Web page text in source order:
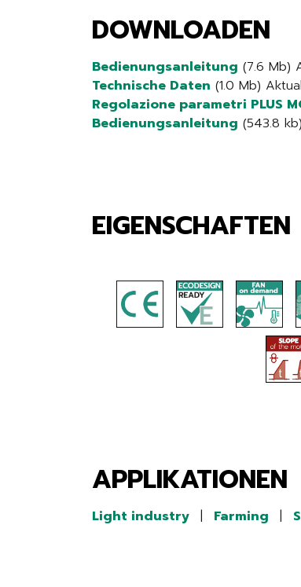
DOWNLOADEN
Bedienungsanleitung (7.6 Mb)
Technische Daten (1.0 Mb)
Regolazione parametri PLUS
Bedienungsanleitung (543.8
EIGENSCHAFTEN
APPLIKATIONEN
Light industry | Farming |